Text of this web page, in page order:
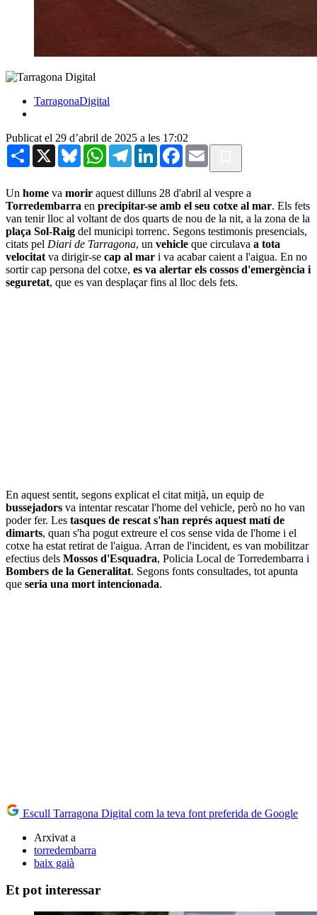
TarragonaDigital
Publicat el 29 d’abril de 2025 a les 17:02
Share X BlueskyWhatsAppTelegramLinkedInFacebook
Email
Un home va morir aquest dilluns 28 d'abril al vespre a
Torredembarra en precipitar-se amb el seu cotxe al mar. Els fets
van tenir lloc al voltant de dos quarts de nou de la nit, a la zona de la
plaça Sol-Raig del municipi torrenc. Segons testimonis presencials,
citats pel Diari de Tarragona, un vehicle que circulava a tota
velocitat va dirigir-se cap al mar i va acabar caient a l'aigua. En no
sortir cap persona del cotxe, es va alertar els cossos d'emergència i
seguretat, que es van desplaçar fins al lloc dels fets.
En aquest sentit, segons explicat el citat mitjà, un equip de
bussejadors va intentar rescatar l'home del vehicle, però no ho van
poder fer. Les tasques de rescat s'han représ aquest matí de
dimarts, quan s'ha pogut extreure el cos sense vida de l'home i el
cotxe ha estat retirat de l'aigua. Arran de l'incident, es van mobilitzar
efectius dels Mossos d'Esquadra, Policia Local de Torredembarra i
Bombers de la Generalitat. Segons fonts consultades, tot apunta
que seria una mort intencionada.
Escull Tarragona Digital com la teva font preferida de Google
Arxivat a
torredembarra
baix gaià
Et pot interessar